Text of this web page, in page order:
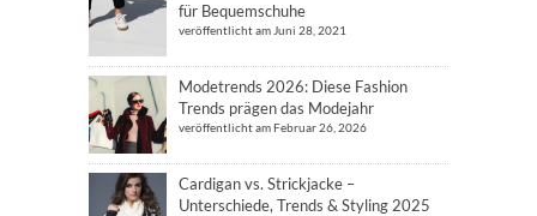
für Bequemschuhe
veröffentlicht am Juni 28, 2021
Modetrends 2026: Diese Fashion
Trends prägen das Modejahr
veröffentlicht am Februar 26, 2026
Cardigan vs. Strickjacke –
Unterschiede, Trends & Styling 2025